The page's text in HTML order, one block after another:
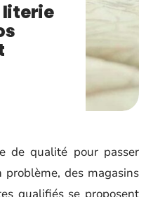
literie
de qualité pour passer
des magasins